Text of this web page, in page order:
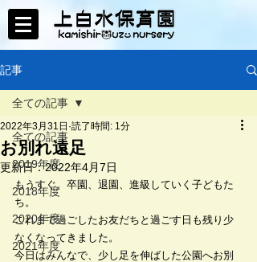
記事
全ての記事
2019年度
2018年度
2020年度
2021年度
全ての記事
お別れ遠足
2022年3月31日 読了時間: 1分
更新日：2022年4月7日
もうすぐ、卒園、退園、進級していく子どもた
ち。
これまで過ごしたお友だちと過ごす日も残り少
なくなってきました。
今日はみんなで、少し足を伸ばした公園へお別